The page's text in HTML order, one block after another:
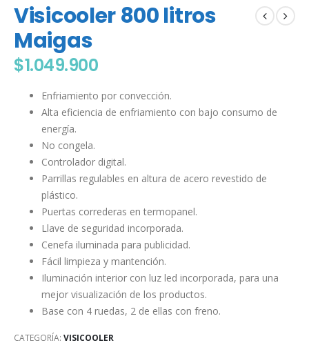
Visicooler 800 litros
Maigas
$1.049.900
Enfriamiento por convección.
Alta eficiencia de enfriamiento con bajo consumo de
energía.
No congela.
Controlador digital.
Parrillas regulables en altura de acero revestido de
plástico.
Puertas correderas en termopanel.
Llave de seguridad incorporada.
Cenefa iluminada para publicidad.
Fácil limpieza y mantención.
Iluminación interior con luz led incorporada, para una
mejor visualización de los productos.
Base con 4 ruedas, 2 de ellas con freno.
CATEGORÍA: VISICOOLER